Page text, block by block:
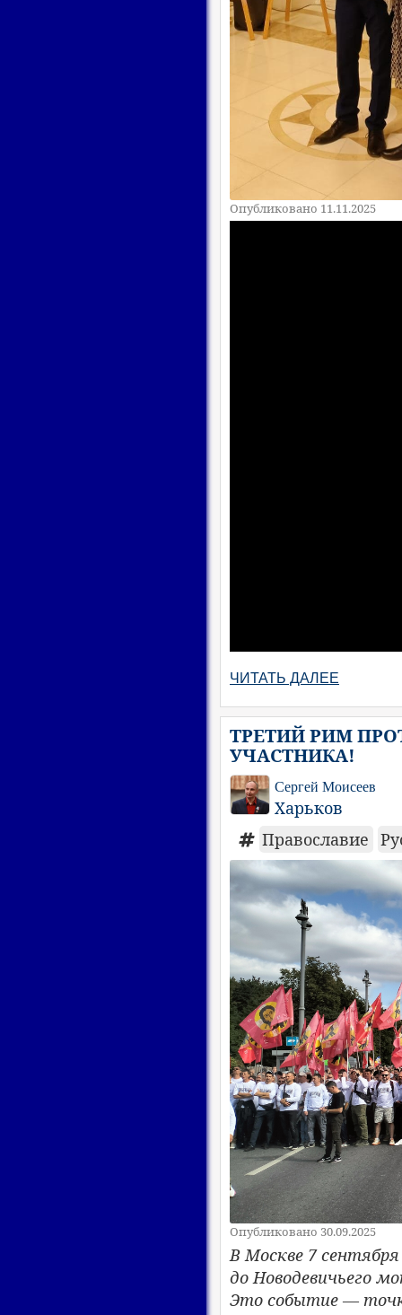
Опубликовано 11.11.2025
ЧИТАТЬ ДАЛЕЕ
ТРЕТИЙ РИМ
УЧАСТНИКА!
Сергей Моисеев
Харьков
Православие
Опубликовано 30.09.2025
В Москве 7
до Новодевичьего
Это событие —